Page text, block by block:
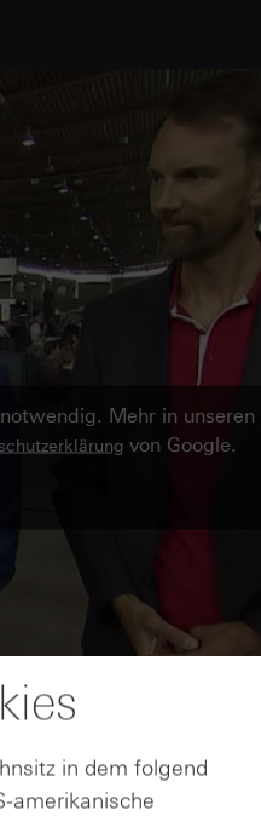
Mehr in unseren
von Google.
in dem folgend
amerikanische